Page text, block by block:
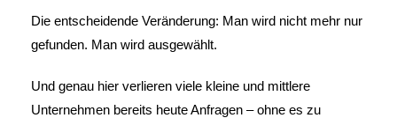
Die entscheidende Veränderung: Man wird nicht mehr nur
gefunden. Man wird ausgewählt.
Und genau hier verlieren viele kleine und mittlere
Unternehmen bereits heute Anfragen – ohne es zu